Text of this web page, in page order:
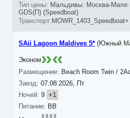
Мальдивы: Москва-Мале
GDS(П) (Speedboat)
07.08.2026, Пт
9 +1
SAii Lagoon Maldives 5* (Южный
Beach Room Twin /
BB
Эконом